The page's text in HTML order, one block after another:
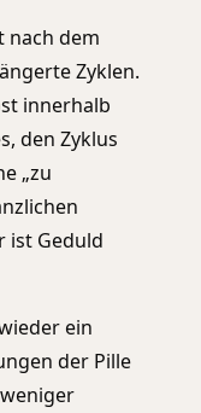
nach dem
Zyklen.
innerhalb
den Zyklus
„zu
ist Geduld
ein
der Pille